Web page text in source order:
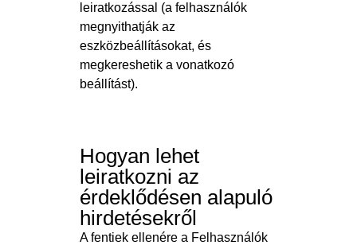
leiratkozással (a felhasználók
megnyithatják az
eszközbeállításokat, és
megkereshetik a vonatkozó
beállítást).
Hogyan lehet
leiratkozni az
érdeklődésen alapuló
hirdetésekről
A fentiek ellenére a Felhasználók